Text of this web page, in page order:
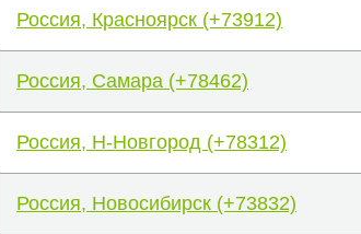
Россия, Красноярск (+73912)
Россия, Самара (+78462)
Россия, Н-Новгород (+78312)
Россия, Новосибирск (+73832)